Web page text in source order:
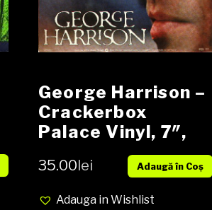
George Harrison –
Crackerbox
Palace Vinyl, 7″,
45 RPM, Single
35.00lei Adaugă în Coș
Adauga in Wishlist